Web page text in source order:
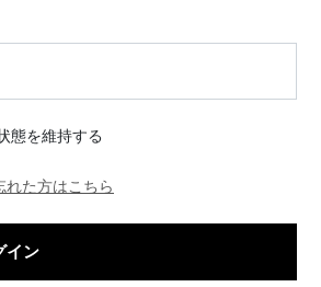
態を維持する
た方はこちら
イン